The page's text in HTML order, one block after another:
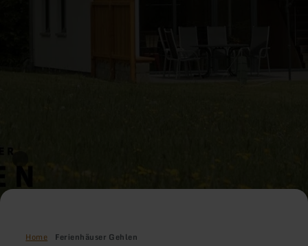
Home Ferienhäuser Gehlen